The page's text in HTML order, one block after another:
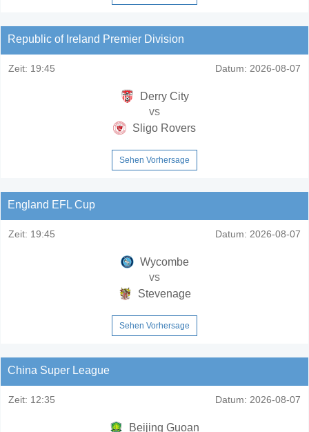
Republic of Ireland Premier Division
Zeit: 19:45 Datum: 2026-08-07
Derry City
vs
Sligo Rovers
Sehen Vorhersage
England EFL Cup
Zeit: 19:45 Datum: 2026-08-07
Wycombe
vs
Stevenage
Sehen Vorhersage
China Super League
Zeit: 12:35 Datum: 2026-08-07
Beijing Guoan